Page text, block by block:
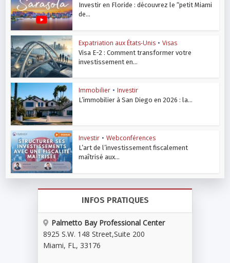
Investir en Floride : découvrez le “petit Miami
de...
Expatriation aux États-Unis • Visas
Visa E-2 : Comment transformer votre
investissement en...
Immobilier • Investir
L’immobilier à San Diego en 2026 : la...
Investir • Webconférences
L’art de l’investissement fiscalement
maîtrisé aux...
INFOS PRATIQUES
Palmetto Bay Professional Center
8925 S.W. 148 Street,Suite 200
Miami, FL, 33176